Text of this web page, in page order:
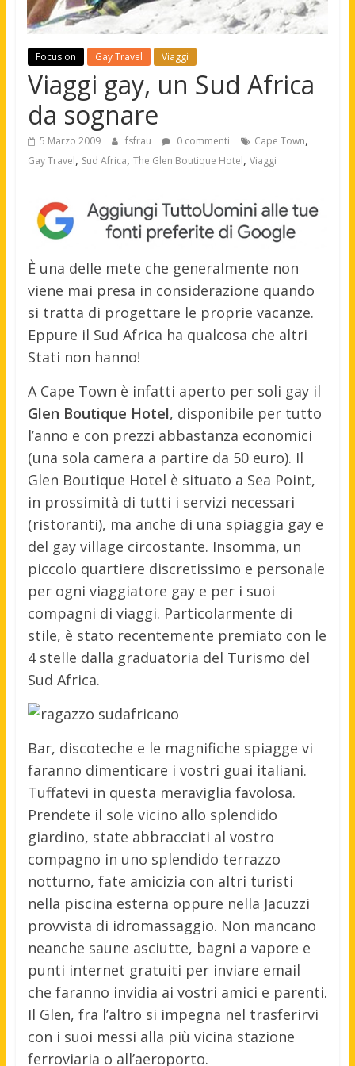
Focus on Gay Travel Viaggi
Viaggi gay, un Sud Africa
da sognare
5 Marzo 2009 fsfrau 0 commenti Cape Town,
Gay Travel, Sud Africa, The Glen Boutique Hotel, Viaggi
È una delle mete che generalmente non
viene mai presa in considerazione quando
si tratta di progettare le proprie vacanze.
Eppure il Sud Africa ha qualcosa che altri
Stati non hanno!
A Cape Town è infatti aperto per soli gay il
Glen Boutique Hotel, disponibile per tutto
l’anno e con prezzi abbastanza economici
(una sola camera a partire da 50 euro). Il
Glen Boutique Hotel è situato a Sea Point,
in prossimità di tutti i servizi necessari
(ristoranti), ma anche di una spiaggia gay e
del gay village circostante. Insomma, un
piccolo quartiere discretissimo e personale
per ogni viaggiatore gay e per i suoi
compagni di viaggi. Particolarmente di
stile, è stato recentemente premiato con le
4 stelle dalla graduatoria del Turismo del
Sud Africa.
Bar, discoteche e le magnifiche spiagge vi
faranno dimenticare i vostri guai italiani.
Tuffatevi in questa meraviglia favolosa.
Prendete il sole vicino allo splendido
giardino, state abbracciati al vostro
compagno in uno splendido terrazzo
notturno, fate amicizia con altri turisti
nella piscina esterna oppure nella Jacuzzi
provvista di idromassaggio. Non mancano
neanche saune asciutte, bagni a vapore e
punti internet gratuiti per inviare email
che faranno invidia ai vostri amici e parenti.
Il Glen, fra l’altro si impegna nel trasferirvi
con i suoi messi alla più vicina stazione
ferroviaria o all’aeroporto.